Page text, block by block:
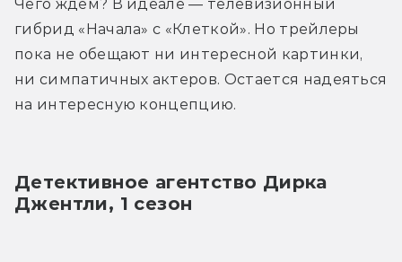
Чего ждём? В идеале — телевизионный
гибрид «Начала» с «Клеткой». Но трейлеры
пока не обещают ни интересной картинки,
ни симпатичных актеров. Остается надеяться
на интересную концепцию.
Детективное агентство Дирка
Джентли, 1 сезон